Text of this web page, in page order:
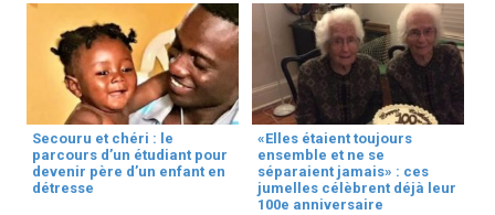
Secouru et chéri : le
parcours d’un étudiant pour
devenir père d’un enfant en
détresse
«Elles étaient toujours
ensemble et ne se
séparaient jamais» : ces
jumelles célèbrent déjà leur
100e anniversaire